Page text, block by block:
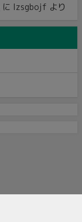
に lzsgbojf より